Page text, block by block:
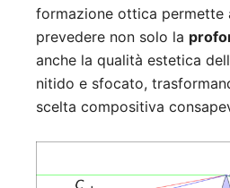
formazione ottica
prevedere non solo la
anche la qualità estetica
nitido e sfocato,
scelta compositiva